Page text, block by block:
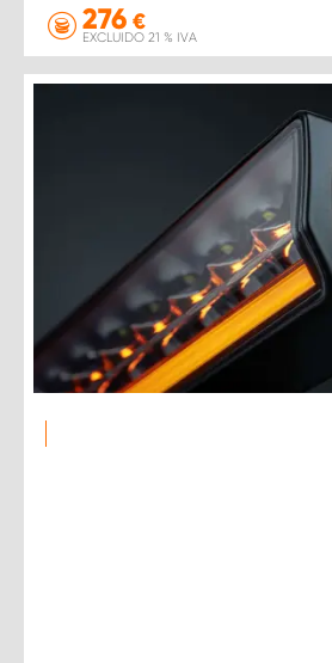
276 €
EXCLUIDO 21 % IVA